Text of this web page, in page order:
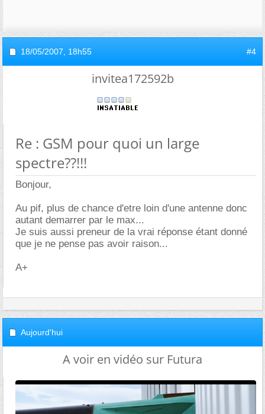
18/05/2007, 18h55 #4
invitea172592b
Re : GSM pour quoi un large
spectre??!!!
Bonjour,
Au pif, plus de chance d'etre loin d'une antenne donc
autant demarrer par le max...
Je suis aussi preneur de la vrai réponse étant donné
que je ne pense pas avoir raison...
A+
Aujourd'hui
A voir en vidéo sur Futura